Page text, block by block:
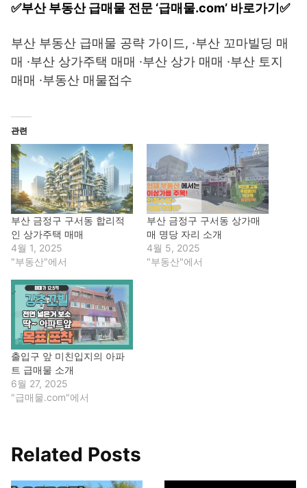
✅부산 부동산 급매물 전문 ‘급매물.com’ 바로가기✅
부산 부동산 급매물 공략 가이드, ·부산 꼬마빌딩 매
매 ·부산 상가주택 매매 ·부산 상가 매매 ·부산 토지
매매 ·부동산 매물접수
관련
부산 금정구 구서동 합리적
인 상가주택 매매
4월 1, 2025
"부동산"에서
부산 금정구 구서동 상가매
매 명당 자리 소개
4월 5, 2025
"부동산"에서
출입구 앞 미친입지의 아파
트 급매물 소개
6월 27, 2025
"급매물.com"에서
Related Posts